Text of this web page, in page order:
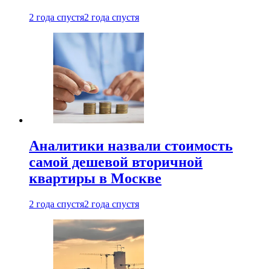
2 года спустя2 года спустя
Аналитики назвали стоимость
самой дешевой вторичной
квартиры в Москве
2 года спустя2 года спустя